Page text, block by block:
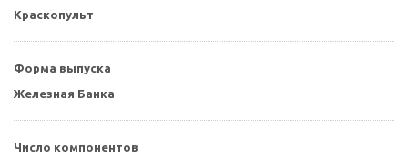
Краскопульт
Форма выпуска
Железная Банка
Число компонентов